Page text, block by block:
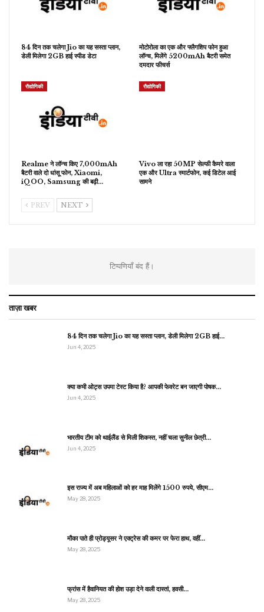
84 दिन तक चलेगा Jio का यह सस्ता प्लान,
डेली मिलेगा 2GB हाई स्पीड डेटा
मोटोरोला का एक और फ्लैगशिप फोन हुआ
लॉन्च, मिलेंगे 5200mAh बैटरी समेत
दमदार फीचर्स
रौद्योगिकी
Realme ने लॉन्च किए 7,000mAh
बैटरी वाले दो धांसू फोन, Xiaomi,
iQOO, Samsung की बढ़ी…
रौद्योगिकी
Vivo ला रहा 50MP सेल्फी कैमरे वाला
एक और Ultra स्मार्टफोन, कई डिटेल आई
सामने
PREV NEXT
टिप्पणियाँ बंद हैं।
ताज़ा खबर
84 दिन तक चलेगा Jio का यह सस्ता प्लान, डेली मिलेगा 2GB हाई…
Jun 4, 2025
क्या कभी ओट्स उपमा टेस्ट किया है? आपकी फेवरेट बन जाएगी पोषक…
Jun 4, 2025
भारतीय टीम को थाईलैंड से मिली शिकस्त, नहीं चला सुनील छेत्री…
Jun 4, 2025
इस राज्य में अब महिलाओं को हर माह मिलेंगे 1500 रुपये, सीएम…
May 28, 2025
मौका पाते ही प्रोड्यूसर ने एक्ट्रेस की कमर पर फेरा हाथ, वहीं…
May 28, 2025
फ्रांस में हैवानियत की होश उड़ा देने वाली दास्तां, हवसी…
May 28, 2025